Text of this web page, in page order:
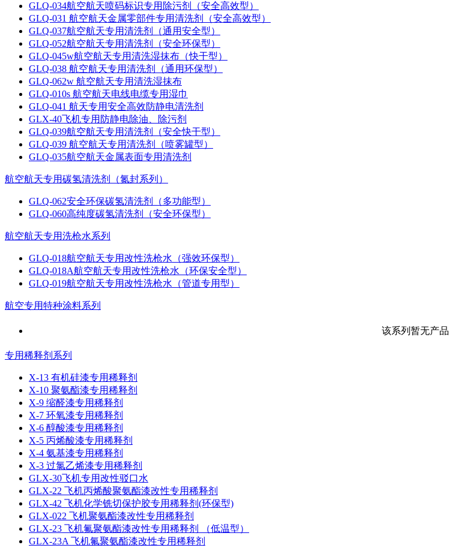
GLQ-034航空航天喷码标识专用除污剂（安全高效型）
GLQ-031 航空航天金属零部件专用清洗剂（安全高效型）
GLQ-037航空航天专用清洗剂（通用安全型）
GLQ-052航空航天专用清洗剂（安全环保型）
GLQ-045w航空航天专用清洗湿抹布（快干型）
GLQ-038 航空航天专用清洗剂（通用环保型）
GLQ-062w 航空航天专用清洗湿抹布
GLQ-010s 航空航天电线电缆专用湿巾
GLQ-041 航天专用安全高效防静电清洗剂
GLX-40飞机专用防静电除油、除污剂
GLQ-039航空航天专用清洗剂（安全快干型）
GLQ-039 航空航天专用清洗剂（喷雾罐型）
GLQ-035航空航天金属表面专用清洗剂
航空航天专用碳氢清洗剂（氮封系列）
GLQ-062安全环保碳氢清洗剂（多功能型）
GLQ-060高纯度碳氢清洗剂（安全环保型）
航空航天专用洗枪水系列
GLQ-018航空航天专用改性洗枪水（强效环保型）
GLQ-018A航空航天专用改性洗枪水（环保安全型）
GLQ-019航空航天专用改性洗枪水（管道专用型）
航空专用特种涂料系列
该系列暂无产品
专用稀释剂系列
X-13 有机硅漆专用稀释剂
X-10 聚氨酯漆专用稀释剂
X-9 缩醛漆专用稀释剂
X-7 环氧漆专用稀释剂
X-6 醇酸漆专用稀释剂
X-5 丙烯酸漆专用稀释剂
X-4 氨基漆专用稀释剂
X-3 过氯乙烯漆专用稀释剂
GLX-30飞机专用改性驳口水
GLX-22 飞机丙烯酸聚氨酯漆改性专用稀释剂
GLX-42 飞机化学铣切保护胶专用稀释剂(环保型)
GLX-022 飞机聚氨酯漆改性专用稀释剂
GLX-23 飞机氟聚氨酯漆改性专用稀释剂 （低温型）
GLX-23A 飞机氟聚氨酯漆改性专用稀释剂